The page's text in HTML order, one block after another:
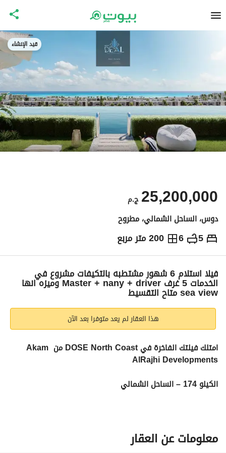
قيد الإنشاء
ج.م 25,200,000
دوس، الساحل الشمالي، مطروح
5
6 200 متر مربع ج.م25,200,000
الاماكن القريبة
فيلا استلام 6 شهور مشتطبه بالتكيفات مشروع في
الخدمات 5 غرف Master + nany + driver وميزه انها
sea view متاح التقسيط
هذا العقار لم يعد متوفرا بعد الآن
امتلك فيلتك الفاخرة في DOSE North Coast من Akam
AlRajhi Developments
الكيلو 174 – الساحل الشمالي
على البحر.
معلومات عن العقار